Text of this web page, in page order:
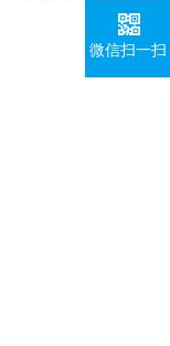
微信扫一扫